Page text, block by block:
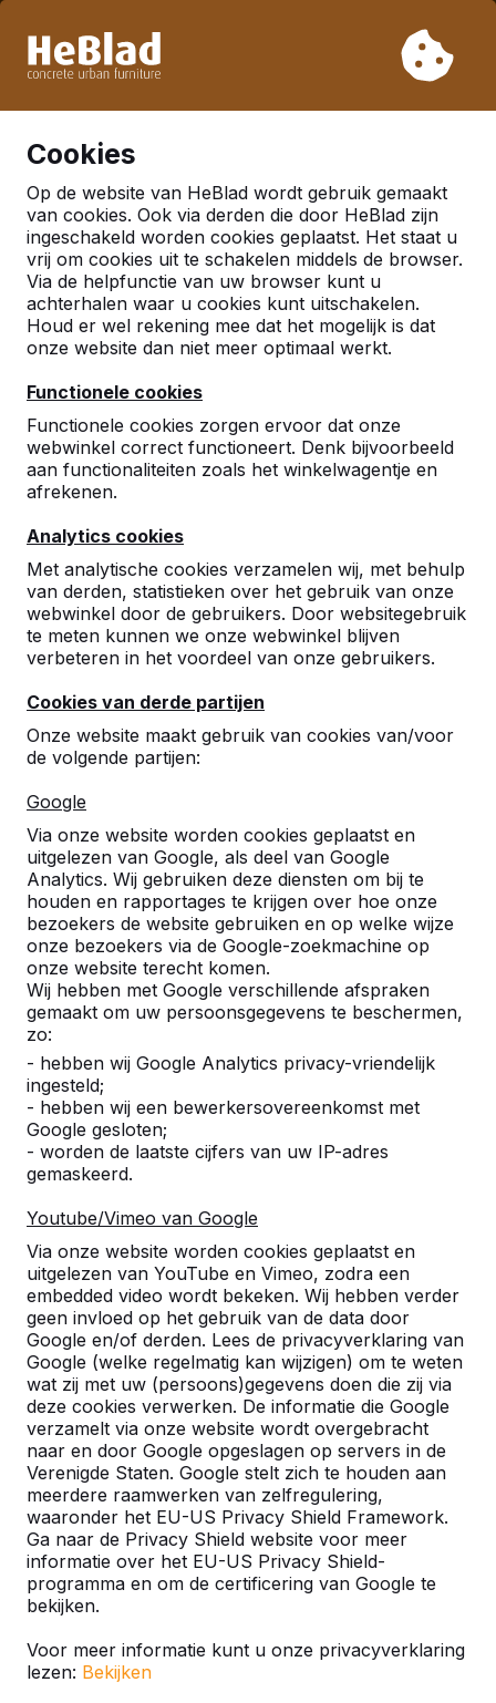
week 33. Houdt u daarom rekening met langere levertijden.
Cookies
Op de website van HeBlad wordt gebruik gemaakt
van cookies. Ook via derden die door HeBlad zijn
ingeschakeld worden cookies geplaatst. Het staat u
vrij om cookies uit te schakelen middels de browser.
Via de helpfunctie van uw browser kunt u
achterhalen waar u cookies kunt uitschakelen.
Houd er wel rekening mee dat het mogelijk is dat
onze website dan niet meer optimaal werkt.
Functionele cookies
Functionele cookies zorgen ervoor dat onze
webwinkel correct functioneert. Denk bijvoorbeeld
aan functionaliteiten zoals het winkelwagentje en
afrekenen.
Analytics cookies
Met analytische cookies verzamelen wij, met behulp
van derden, statistieken over het gebruik van onze
webwinkel door de gebruikers. Door websitegebruik
te meten kunnen we onze webwinkel blijven
verbeteren in het voordeel van onze gebruikers.
Cookies van derde partijen
Onze website maakt gebruik van cookies van/voor
de volgende partijen:
Google
Via onze website worden cookies geplaatst en
uitgelezen van Google, als deel van Google
Analytics. Wij gebruiken deze diensten om bij te
houden en rapportages te krijgen over hoe onze
bezoekers de website gebruiken en op welke wijze
onze bezoekers via de Google-zoekmachine op
onze website terecht komen.
Wij hebben met Google verschillende afspraken
gemaakt om uw persoonsgegevens te beschermen,
zo:
- hebben wij Google Analytics privacy-vriendelijk
ingesteld;
- hebben wij een bewerkersovereenkomst met
Google gesloten;
- worden de laatste cijfers van uw IP-adres
gemaskeerd.
Youtube/Vimeo van Google
Via onze website worden cookies geplaatst en
uitgelezen van YouTube en Vimeo, zodra een
embedded video wordt bekeken. Wij hebben verder
geen invloed op het gebruik van de data door
Google en/of derden. Lees de privacyverklaring van
Google (welke regelmatig kan wijzigen) om te weten
wat zij met uw (persoons)gegevens doen die zij via
deze cookies verwerken. De informatie die Google
verzamelt via onze website wordt overgebracht
naar en door Google opgeslagen op servers in de
Verenigde Staten. Google stelt zich te houden aan
meerdere raamwerken van zelfregulering,
waaronder het EU-US Privacy Shield Framework.
Ga naar de Privacy Shield website voor meer
informatie over het EU-US Privacy Shield-
programma en om de certificering van Google te
bekijken.
Voor meer informatie kunt u onze privacyverklaring
lezen: Bekijken
Al meer dan 30.000 producten verkocht
Nederland
Referenties in:Enschede
Goed
H.Bakker
01-09-2022
9
Proces van bestelling en afstemming levering
kon beter. Het kwam niet altijd even
constructief over, daar valt winst te behalen.
10
Het product is vanmorgen geleverd, de
chauffeur heeft meegeholpen met plaatsen. (
ongeveer 200 meter van de losplek).
De chauffeur was zeer behulpzaam en netjes.
Echt top service.
Vije hoveniers
25-05-2020
10
Een zeer professioneel team wat betreft
telefonische en technische details en
afhandeling. Ook een erg vriendelijke
plaats.
Wessel Koster
04-02-2020
10
Prima, vanaf de eerste minuut maken onze
leerlingen al gebruik van de picknicksets
Stef Heurman
06-06-2016
Referenties
U vindt onze producten in heel Europa en
zelfs daarbuiten. Bekijk hier waar bij u in de
buurt al een HeBlad product staat.
Product
Alles weergeven